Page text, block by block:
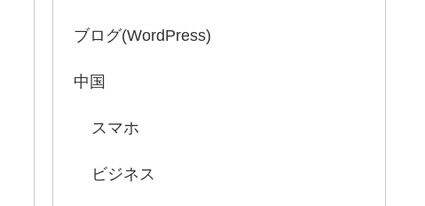
ブログ(WordPress)
中国
スマホ
ビジネス